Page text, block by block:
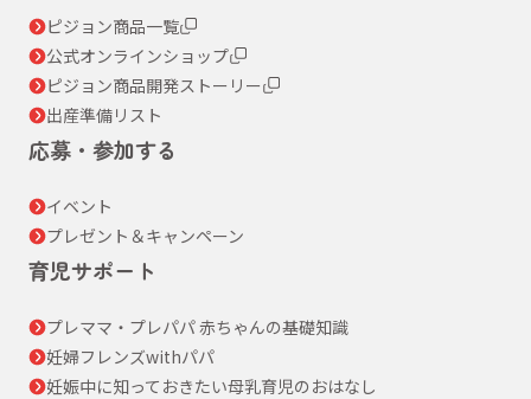
ピジョン商品一覧
公式オンラインショップ
ピジョン商品開発ストーリー
出産準備リスト
応募・参加する
イベント
プレゼント＆キャンペーン
育児サポート
プレママ・プレパパ 赤ちゃんの基礎知識
妊婦フレンズwithパパ
妊娠中に知っておきたい母乳育児のおはなし